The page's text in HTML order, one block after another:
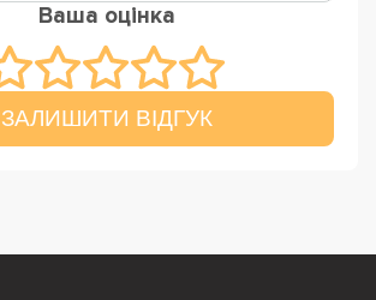
Ваша оцінка
ЗАЛИШИТИ ВІДГУК